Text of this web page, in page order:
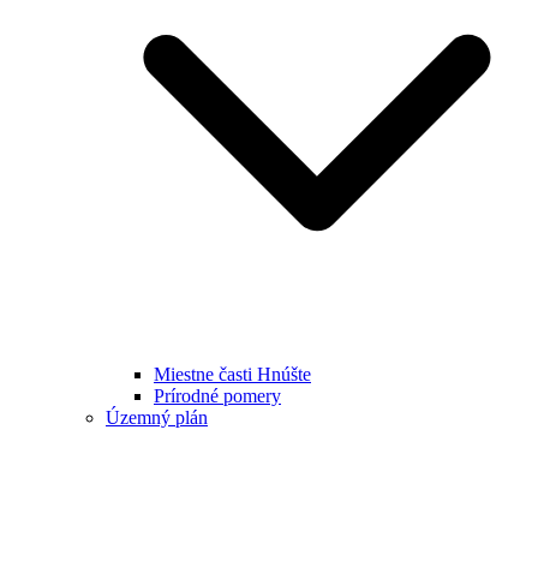
Miestne časti Hnúšte
Prírodné pomery
Územný plán